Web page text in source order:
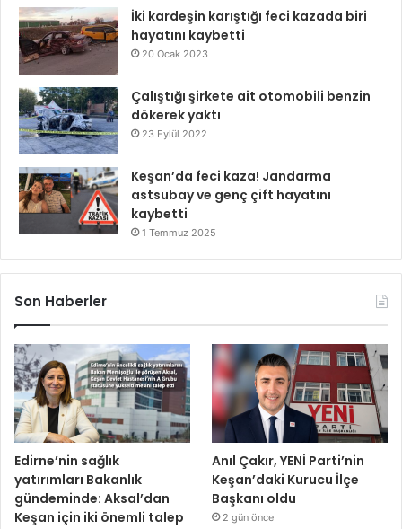
İki kardeşin karıştığı feci kazada biri
hayatını kaybetti
20 Ocak 2023
Çalıştığı şirkete ait otomobili benzin
dökerek yaktı
23 Eylül 2022
Keşan’da feci kaza! Jandarma
astsubay ve genç çift hayatını
kaybetti
1 Temmuz 2025
Son Haberler
Edirne’nin sağlık
yatırımları Bakanlık
gündeminde: Aksal’dan
Keşan için iki önemli talep
Anıl Çakır, YENİ Parti’nin
Keşan’daki Kurucu İlçe
Başkanı oldu
2 gün önce